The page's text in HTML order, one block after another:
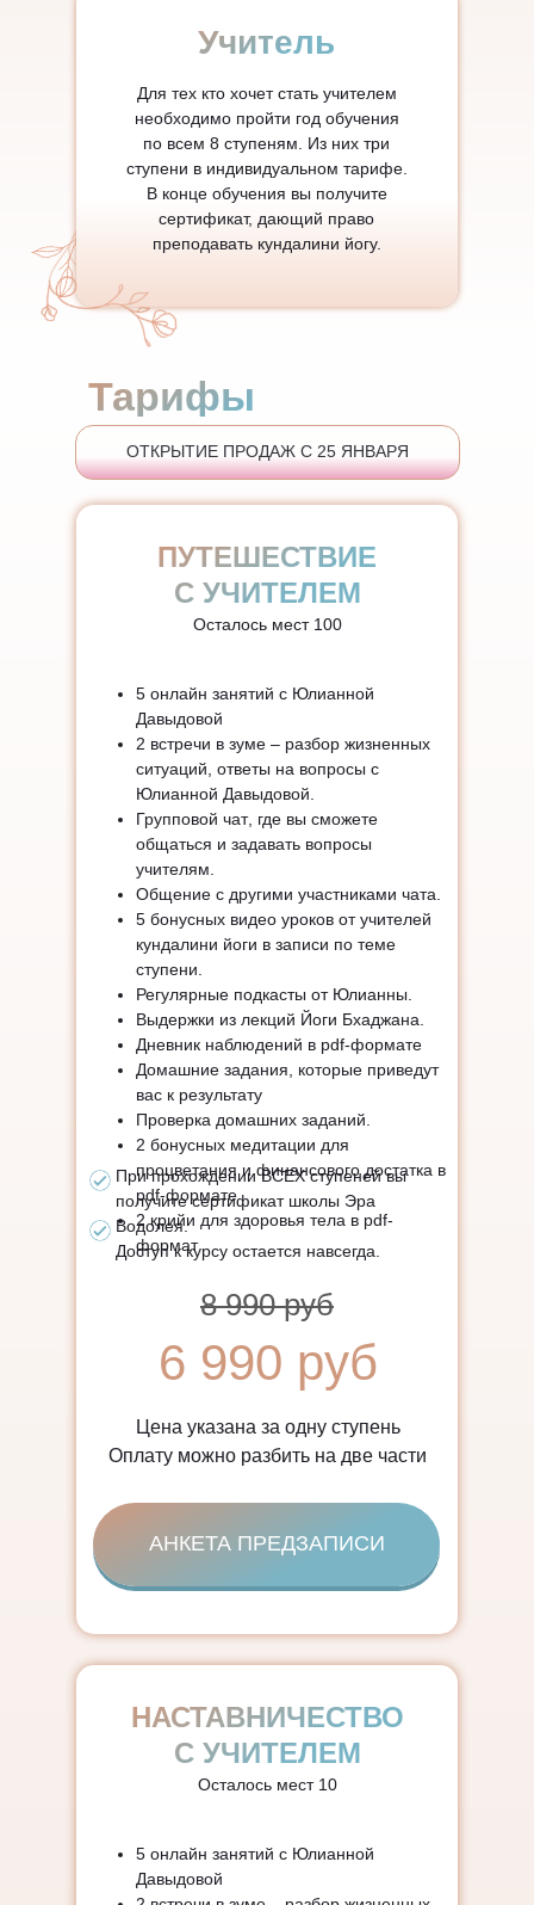
Учитель
Для тех кто хочет стать учителем
необходимо пройти год обучения
по всем 8 ступеням. Из них три
ступени в индивидуальном тарифе.
В конце обучения вы получите
сертификат, дающий право
преподавать кундалини йогу.
Тарифы
ПУТЕШЕСТВИЕ
С УЧИТЕЛЕМ
5 онлайн занятий с Юлианной
Давыдовой
2 встречи в зуме – разбор жизненных
ситуаций, ответы на вопросы с
Юлианной Давыдовой.
Групповой чат, где вы сможете
общаться и задавать вопросы
учителям.
Общение с другими участниками чата.
5 бонусных видео уроков от учителей
кундалини йоги в записи по теме
ступени.
Регулярные подкасты от Юлианны
Выдержки из лекций Йоги Бхаджана.
Дневник наблюдений в pdf-формате
Домашние задания, которые приведут
вас к результату
Проверка домашних заданий.
2 бонусных медитации для
процветания и финансового достатка в
pdf-формате
2 крийи для здоровья тела в pdf-
формат
При прохождении ВСЕХ ступеней вы
получитесертификат школы Эра
Водолея.
Доступ к курсу остается навсегда.
НАСТАВНИЧЕСТВО
С УЧИТЕЛЕМ
5 онлайн занятий с Юлианной
Давыдовой
8 990 руб
6 990 руб
Оплату можно разбить на две части
АНКЕТА ПРЕДЗАПИСИ
Цена указана за одну ступень
Осталось мест 100
Осталось мест 10
ОТКРЫТИЕ ПРОДАЖ С 25 ЯНВАРЯ